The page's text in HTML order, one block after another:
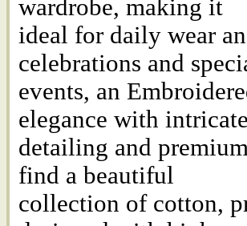
wardrobe, making it
ideal for daily wear
celebrations and
events, an
elegance with intricate
detailing and
find a beautiful
collection of cotton,